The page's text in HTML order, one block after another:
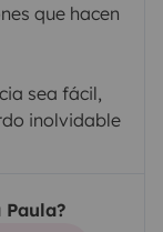
que hacen
sea fácil,
inolvidable